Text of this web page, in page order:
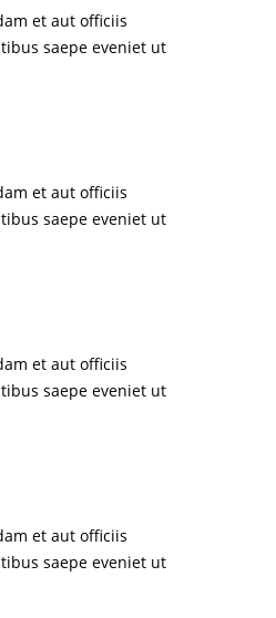
et aut officiis
saepe eveniet ut
et aut officiis
saepe eveniet ut
et aut officiis
saepe eveniet ut
et aut officiis
saepe eveniet ut